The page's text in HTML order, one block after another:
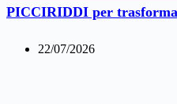
PICCIRIDDI per
22/07/2026